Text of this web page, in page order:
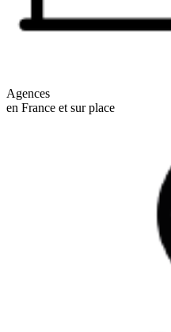
Agences
en France et sur place